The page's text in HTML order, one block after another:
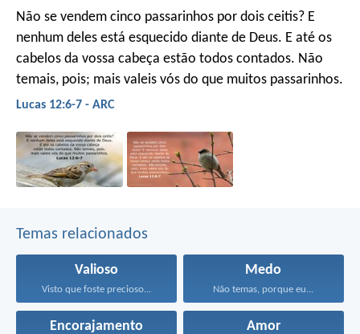
Não se vendem cinco passarinhos por dois ceitis? E
nenhum deles está esquecido diante de Deus. E até os
cabelos da vossa cabeça estão todos contados. Não
temais, pois; mais valeis vós do que muitos passarinhos.
Lucas 12:6-7 - ARC
Temas relacionados
Valioso
Visto que foste precioso...
Medo
Não temas, porque eu...
Encorajamento Amor